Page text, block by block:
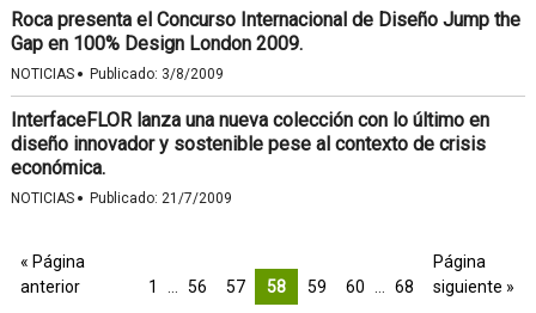
Roca presenta el Concurso Internacional de Diseño Jump the
Gap en 100% Design London 2009.
NOTICIAS · Publicado: 3/8/2009
InterfaceFLOR lanza una nueva colección con lo último en
diseño innovador y sostenible pese al contexto de crisis
económica.
NOTICIAS · Publicado: 21/7/2009
« Página
anterior
1 56 57 58 59 60 68
Página
siguiente »